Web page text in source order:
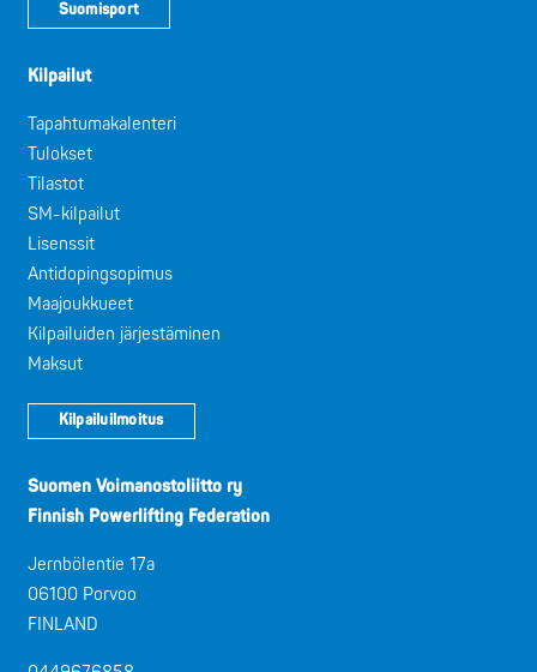
Suomisport
Kilpailut
Tapahtumakalenteri
Tulokset
Tilastot
SM-kilpailut
Lisenssit
Antidopingsopimus
Maajoukkueet
Kilpailuiden järjestäminen
Maksut
Kilpailuilmoitus
Suomen Voimanostoliitto ry
Finnish Powerlifting Federation
Jernbölentie 17a
06100 Porvoo
FINLAND